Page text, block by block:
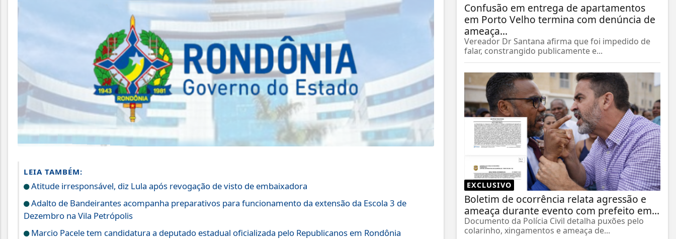
LEIA TAMBÉM:
Atitude irresponsável, diz Lula após revogação de visto de embaixadora
Adalto de Bandeirantes acompanha preparativos para funcionamento da extensão da Escola 3 de
Dezembro na Vila Petrópolis
Marcio Pacele tem candidatura a deputado estadual oficializada pelo Republicanos em Rondônia
Confusão em entrega de apartamentos
em Porto Velho termina com denúncia de
ameaça...
Vereador Dr Santana afirma que foi impedido de
falar, constrangido publicamente e...
EXCLUSIVO
Boletim de ocorrência relata agressão e
ameaça durante evento com prefeito em...
Documento da Polícia Civil detalha puxões pelo
colarinho, xingamentos e ameaça de...